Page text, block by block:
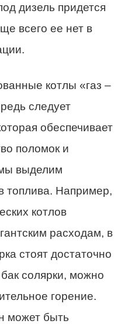
дизель придется
всего ее нет в
котлы «газ –
следует
обеспечивает
поломок и
выделим
топлива. Например,
котлов
расходам, в
стоят достаточно
солярки, можно
горение.
может быть